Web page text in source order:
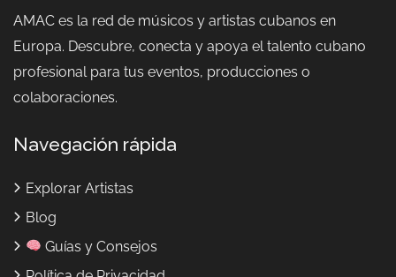
AMAC es la red de músicos y artistas cubanos en
Europa. Descubre, conecta y apoya el talento cubano
profesional para tus eventos, producciones o
colaboraciones.
Navegación rápida
Explorar Artistas
Blog
Guías y Consejos